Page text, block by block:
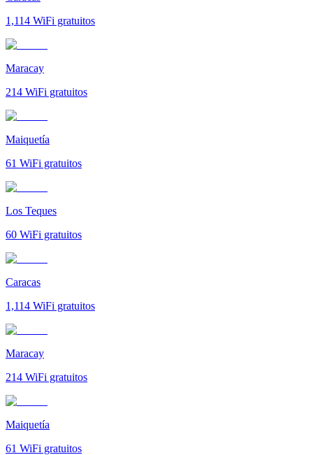
1,114 WiFi gratuitos
Maracay
214 WiFi gratuitos
Maiquetía
61 WiFi gratuitos
Los Teques
60 WiFi gratuitos
Caracas
1,114 WiFi gratuitos
Maracay
214 WiFi gratuitos
Maiquetía
61 WiFi gratuitos